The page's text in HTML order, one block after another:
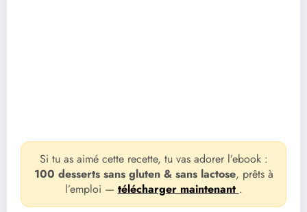
Si tu as aimé cette recette, tu vas adorer l’ebook :
100 desserts sans gluten & sans lactose, prêts à
l’emploi — télécharger maintenant .